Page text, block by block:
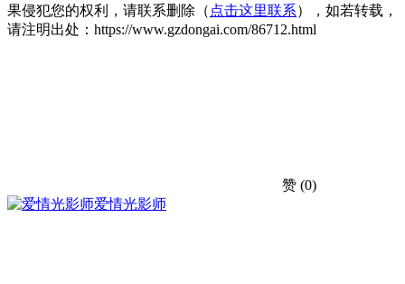
果侵犯您的权利，请联系删除（ 点击这里联系），如若转载，
请注明出处：https://www.gzdongai.com/86712.html
赞 (0)
爱情光影师